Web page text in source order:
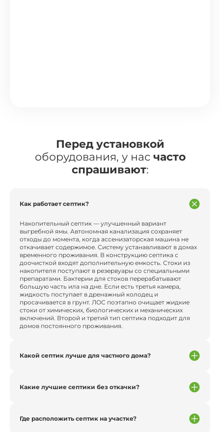
Перед установкой
оборудования, у нас часто
спрашивают:
Как работает септик?
Накопительный септик — улучшенный вариант
выгребной ямы. Автономная канализация сохраняет
отходы до момента, когда ассенизаторская машина не
откачивает содержимое. Систему устанавливают в домах
временного проживания. В конструкцию септика с
доочисткой входят дополнительную емкость. Стоки из
накопителя поступают в резервуары со специальными
препаратами. Бактерии для стоков перерабатывают
большую часть ила на дне. Если есть третья камера,
жидкость поступает в дренажный колодец и
просачивается в грунт. ЛОС поэтапно очищает жидкие
стоки от химических, биологических и механических
включений. Второй и третий тип септика подходит для
домов постоянного проживания.
Какой септик лучше для частного дома?
Какие лучшие септики без откачки?
Где расположить септик на участке?